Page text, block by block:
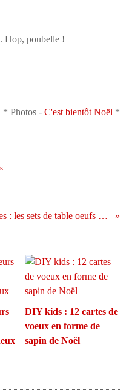
Hop, poubelle !
* Photos - C'est bientôt Noël *
DIY déco de Pâques : les sets de table oeufs au plat
DIY kids : 12 cartes de
voeux en forme de
sapin de Noël